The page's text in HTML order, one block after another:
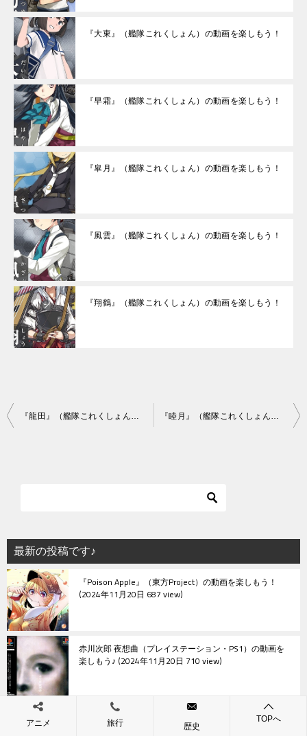
『大東』（艦隊これくしょん）の動画を楽しもう！
『早霜』（艦隊これくしょん）の動画を楽しもう！
『皐月』（艦隊これくしょん）の動画を楽しもう！
『風雲』（艦隊これくしょん）の動画を楽しもう！
『翔鶴』（艦隊これくしょん）の動画を楽しもう！
投
シ
ョ
ン
最新の投稿です♪
『Poison Apple』（東方Project）の動画を楽しもう！
2024年11月20日 687 view
赤川次郎 夜想曲（プレイステーション・PS1）の動画を
楽しもう♪ 2024年11月20日 710 view
『PhantomBlackNightDream.』（東方Project）の動画を
楽しもう！ 2024年11月19日 633 view
アニメ 旅行 歴史
TOPへ